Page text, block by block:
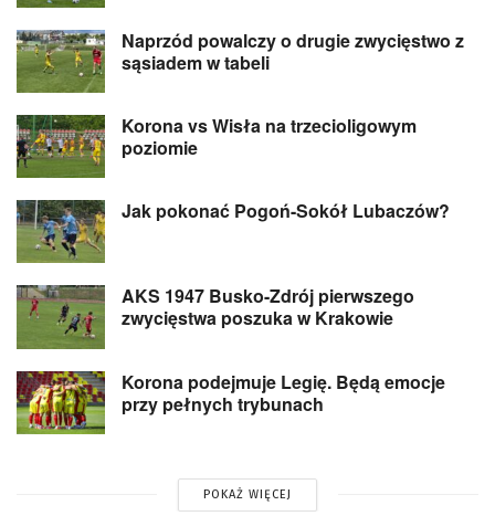
Naprzód powalczy o drugie zwycięstwo z
sąsiadem w tabeli
Korona vs Wisła na trzecioligowym
poziomie
Jak pokonać Pogoń-Sokół Lubaczów?
AKS 1947 Busko-Zdrój pierwszego
zwycięstwa poszuka w Krakowie
Korona podejmuje Legię. Będą emocje
przy pełnych trybunach
POKAŻ WIĘCEJ